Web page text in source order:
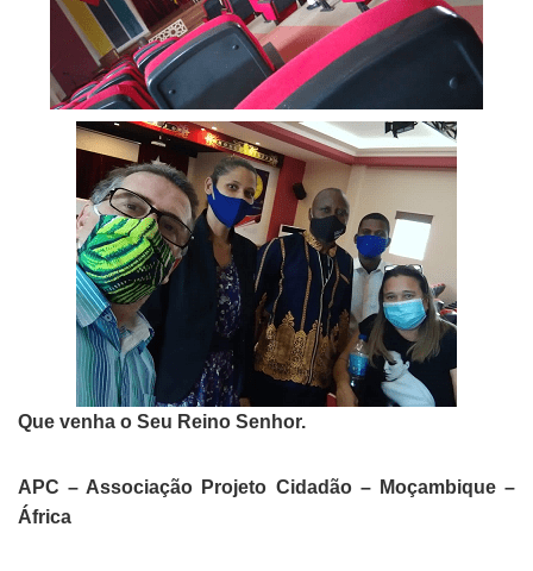
Que venha o Seu Reino Senhor.
APC – Associação Projeto Cidadão – Moçambique –
África